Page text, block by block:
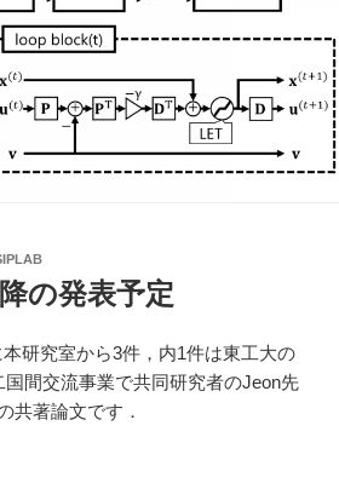
の発表予定
研究室から3件，内1件は東工大の
間交流事業で共同研究者のJeon先
共著論文です．